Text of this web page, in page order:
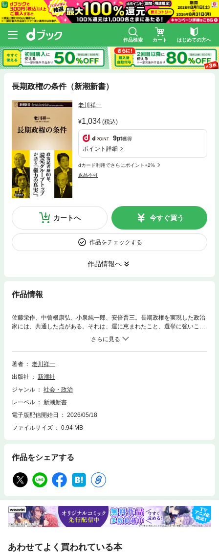
作品検索 カート はじめての方へ
長期政権の条件（新潮新書）
老川祥一
1,034(税込)
9pt獲得
ポイント詳細
dカード利用でさらにポイント+2%
返品不可
カートへ 今すぐ買う
作品をチェックする
作品情報へ
作品情報
佐藤栄作、中曾根康弘、小泉純一郎、安倍晋三。長期政権を実現した政治
家には、共通した点がある。それは、運に恵まれたこと、選挙に強いこ
と、そして自制心を持ち続けたことである。それが失われる時、権力はあ
っという間に崩壊する。栄耀栄華を極めた政治家は時に、自分の得意技に
よって足をすくわれるのだ。政治記者として60年以上、日本政治を観察し
てきた読売グループトップが描く「権力の真実」。
著者
老川祥一
出版社
新潮社
ジャンル
社会・政治
レーベル
新潮新書
電子版配信開始日
2026/05/18
ファイルサイズ
0.94 MB
作品をシェアする
あわせてよく買われている本